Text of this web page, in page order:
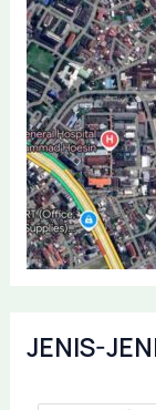
JENIS-